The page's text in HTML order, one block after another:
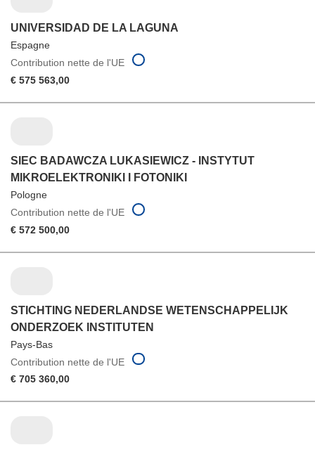
UNIVERSIDAD DE LA LAGUNA
Espagne
Contribution nette de l'UE
€ 575 563,00
SIEC BADAWCZA LUKASIEWICZ - INSTYTUT
MIKROELEKTRONIKI I FOTONIKI
Pologne
Contribution nette de l'UE
€ 572 500,00
STICHTING NEDERLANDSE WETENSCHAPPELIJK
ONDERZOEK INSTITUTEN
Pays-Bas
Contribution nette de l'UE
€ 705 360,00